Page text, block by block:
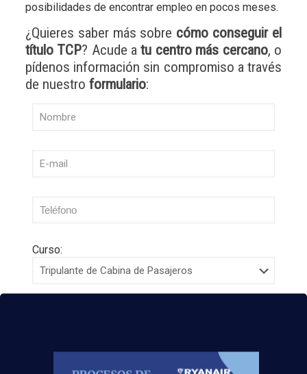
posibilidades de encontrar empleo en pocos meses.
¿Quieres saber más sobre cómo conseguir el
título TCP? Acude a tu centro más cercano, o
pídenos información sin compromiso a través
de nuestro formulario:
Curso: